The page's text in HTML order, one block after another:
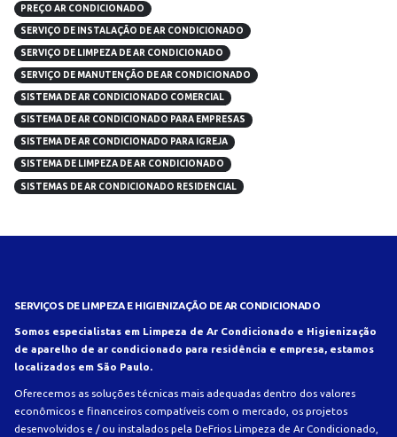
PREÇO AR CONDICIONADO
SERVIÇO DE INSTALAÇÃO DE AR CONDICIONADO
SERVIÇO DE LIMPEZA DE AR CONDICIONADO
SERVIÇO DE MANUTENÇÃO DE AR CONDICIONADO
SISTEMA DE AR CONDICIONADO COMERCIAL
SISTEMA DE AR CONDICIONADO PARA EMPRESAS
SISTEMA DE AR CONDICIONADO PARA IGREJA
SISTEMA DE LIMPEZA DE AR CONDICIONADO
SISTEMAS DE AR CONDICIONADO RESIDENCIAL
SERVIÇOS DE LIMPEZA E HIGIENIZAÇÃO DE AR CONDICIONADO
Somos especialistas em Limpeza de Ar Condicionado e Higienização
de aparelho de ar condicionado para residência e empresa, estamos
localizados em São Paulo.
Oferecemos as soluções técnicas mais adequadas dentro dos valores
econômicos e financeiros compatíveis com o mercado, os projetos
desenvolvidos e / ou instalados pela DeFrios Limpeza de Ar Condicionado,